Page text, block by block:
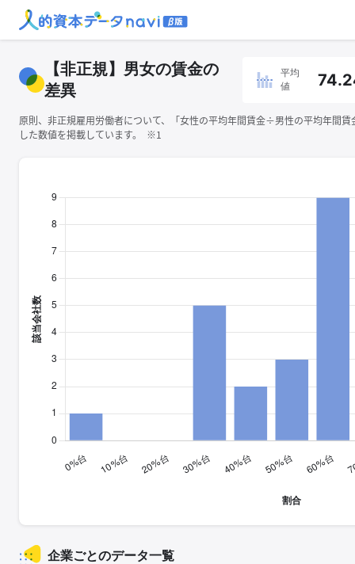
【非正規】男女の賃金の
差異
平均
値
原則、非正規雇用労働者について、「女性の平均年間賃金÷男性の平均年間
した数値を掲載しています。 ※1
企業ごとのデータ一覧